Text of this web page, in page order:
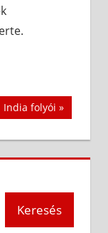
Next
Post:
India folyói
Keresés